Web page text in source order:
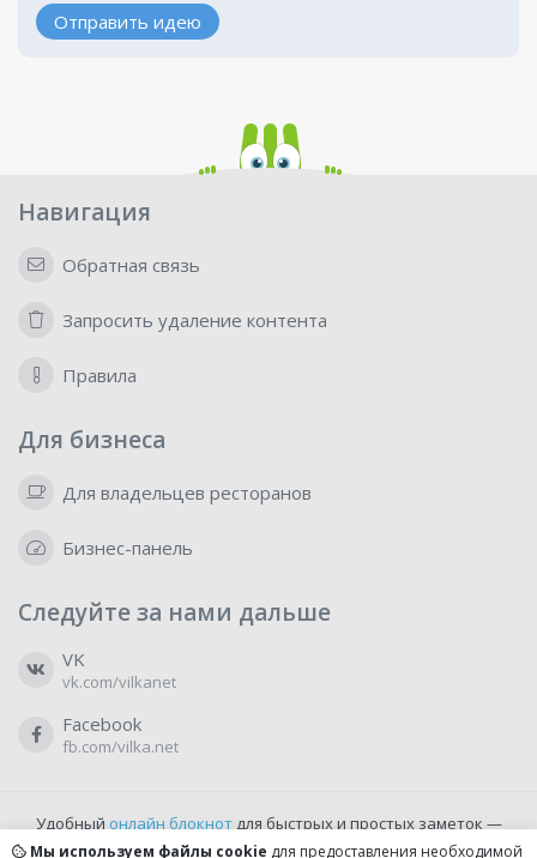
Отправить идею
Навигация
Обратная связь
Запросить удаление контента
Правила
Для бизнеса
Для владельцев ресторанов
Бизнес-панель
Следуйте за нами дальше
VK
vk.com/vilkanet
Facebook
fb.com/vilka.net
Удобный онлайн блокнотдля быстрых и простых заметок —
бесплатно и доступно прямо из браузера.
Мы используем файлы cookie для предоставления необходимой